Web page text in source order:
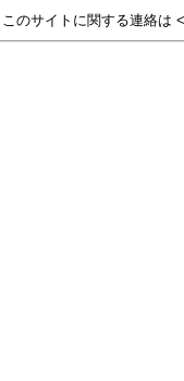
このサイトに関する連絡は